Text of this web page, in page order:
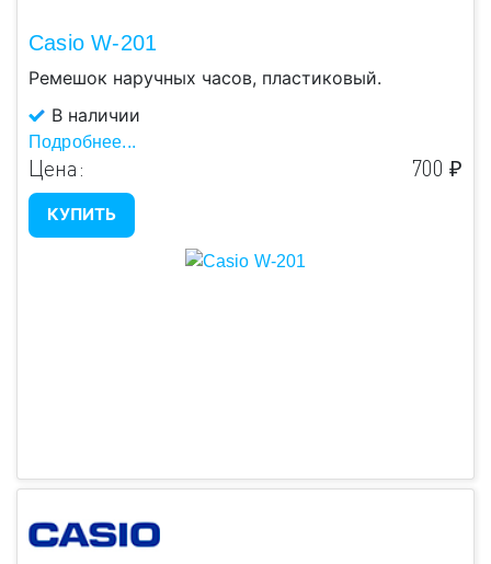
Casio W-201
Ремешок наручных часов, пластиковый.
В наличии
Подробнее...
Цена: 700 ₽
КУПИТЬ